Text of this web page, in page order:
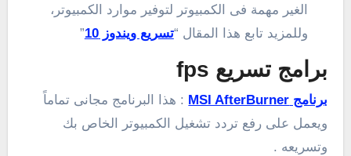
الغير مهمة فى الكمبيوتر لتوفير موارد الكمبيوتر،
وللمزيد تابع هذا المقال “تسريع ويندوز 10 ”
برامج تسريع fps
برنامج MSI AfterBurner
: هذا البرنامج مجانى تماماً
ويعمل على رفع تردد تشغيل الكمبيوتر الخاص بك
وتسريعه .